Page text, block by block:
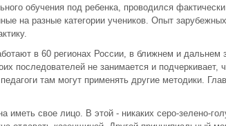
обучения под ребенка, проводился
на разные категории учеников. Опыт
в 60 регионах России, в ближнем и дальнем
последователей не занимается и подчеркивает,
там могут применять другие методики.
иметь свое лицо. В этой - никаких серо-зелено-